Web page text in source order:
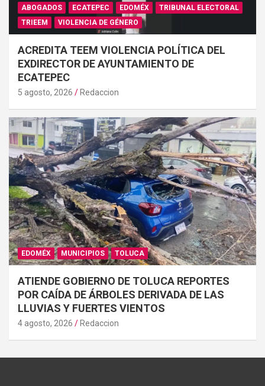
ABOGADOS ECATEPEC EDOMÉX
TRIBUNAL ELECTORAL
TRIEEM
VIOLENCIA DE GÉNERO
ACREDITA TEEM VIOLENCIA POLÍTICA DEL
EXDIRECTOR DE AYUNTAMIENTO DE
ECATEPEC
5 agosto, 2026 Redaccion
EDOMÉX MUNICIPIOS TOLUCA
ATIENDE GOBIERNO DE TOLUCA REPORTES
POR CAÍDA DE ÁRBOLES DERIVADA DE LAS
LLUVIAS Y FUERTES VIENTOS
4 agosto, 2026 Redaccion